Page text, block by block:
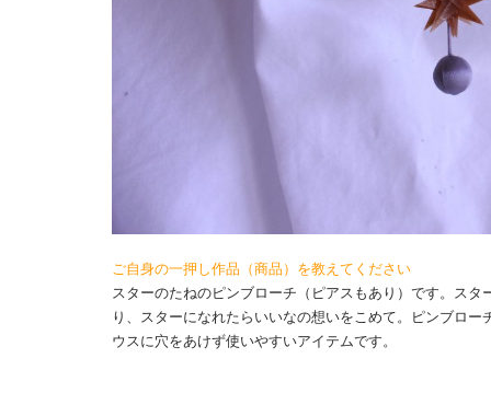
ご自身の一押し作品（商品）を教えてください
スターのたねのピンブローチ（ピアスもあり）です。ス
り、スターになれたらいいなの想いをこめて。ピンブロ
ウスに穴をあけず使いやすいアイテムです。